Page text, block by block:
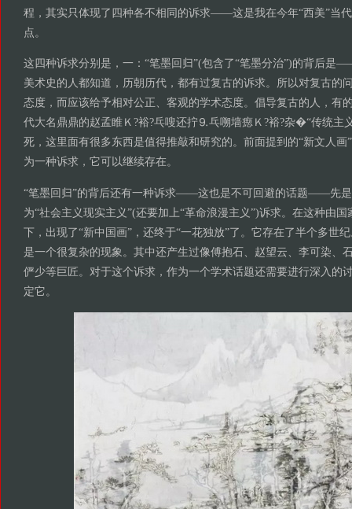
程，其实只体现了四种各不相同的诉求——这是我在今年“西美”当
点。
这四种诉求分别是，一：“笔墨回归”(包含了“笔墨分治”)的背后是
美术史的人都知道，历朝历代，都有过复古的诉求。所以对复古的
态度，而应该给予相对公正、客观的学术态度。倡导复古的人，有
代大名鼎鼎的赵孟睢Ｋ?裕?乓嗖还拧⒐乓嗍墙瘛Ｋ?裕?杂�“传统主
死，这里面有很多东西是值得推敲和研究的。前面提到的“新文人画
为一种诉求，它可以继续存在。
“笔墨回归”的背后还有一种诉求——这也是不可回避的话题——先是
为“社会主义现实主义”(还要加上“革命浪漫主义”)诉求。在这种由
下，出现了“新中国画”，还终于“一花独放”了。它存在了半个多世
是一个很复杂的现象。其中还产生过像傅抱石、赵望云、李可染、
俨少等巨匠。对于这个诉求，作为一个学术话题还需要进行深入的
定它。